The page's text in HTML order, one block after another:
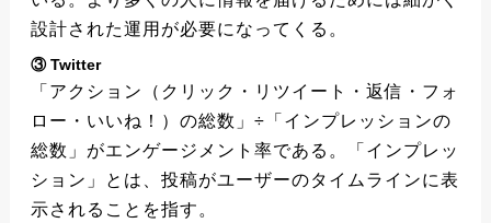
設計された運用が必要になってくる。
③ Twitter
「アクション（クリック・リツイート・返信・フォ
ロー・いいね！）の総数」÷「インプレッションの
総数」がエンゲージメント率である。「インプレッ
ション」とは、投稿がユーザーのタイムラインに表
示されることを指す。